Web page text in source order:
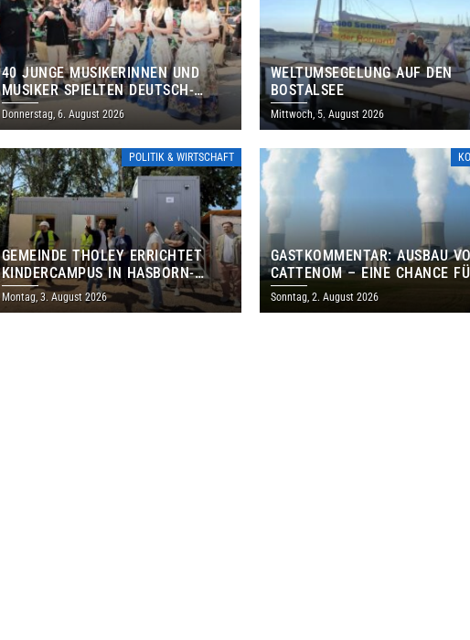
40 JUNGE MUSIKERINNEN UND
MUSIKER SPIELTEN DEUTSCH-
BRASILIANISCHES PROGRAMM IN
THOLEY
Donnerstag, 6. August 2026
WELTUMSEGELUNG AUF DEN
BOSTALSEE
Mittwoch, 5. August 2026
POLITIK & WIRTSCHAFT
GEMEINDE THOLEY ERRICHTET
KINDERCAMPUS IN HASBORN-
DAUTWEILER FÜR RUND 8,5 BIS 9
MILLIONEN EURO
Montag, 3. August 2026
GASTKOMMENTAR: AUSBAU
CATTENOM – EINE CHANCE
LOTHRINGEN UND DAS
Sonntag, 2. August 2026